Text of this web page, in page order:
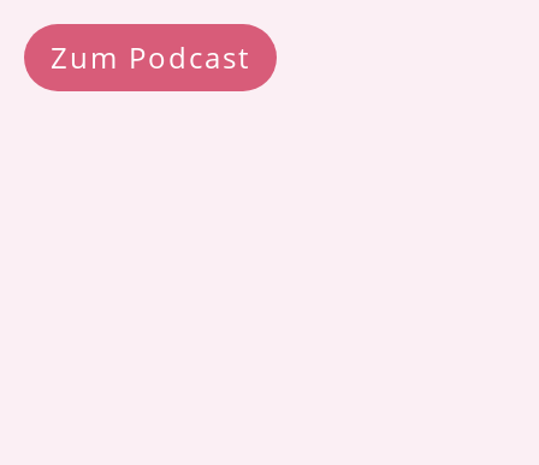
Zum Podcast